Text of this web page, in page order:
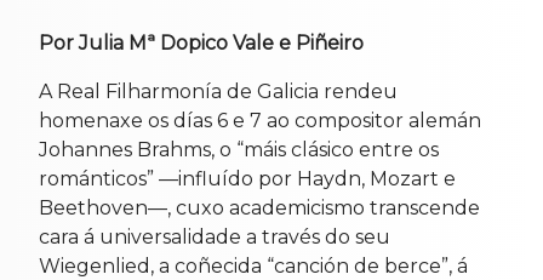
horas
Por Julia Mª Dopico Vale e Piñeiro
A Real Filharmonía de Galicia rendeu
homenaxe os días 6 e 7 ao compositor alemán
Johannes Brahms, o “máis clásico entre os
románticos” —influído por Haydn, Mozart e
Beethoven—, cuxo academicismo transcende
cara á universalidade a través do seu
Wiegenlied, a coñecida “canción de berce”, á